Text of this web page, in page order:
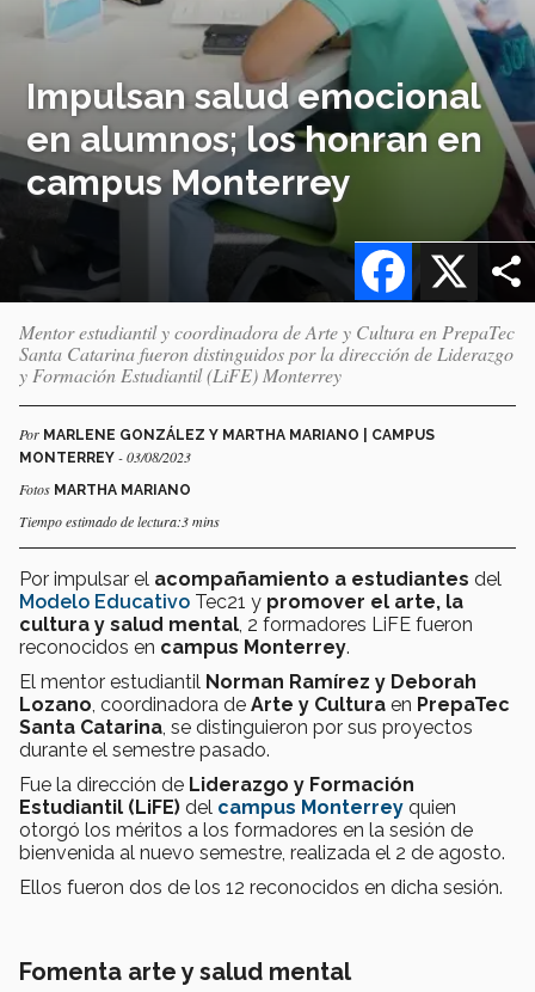
Impulsan salud emocional
en alumnos; los honran en
campus Monterrey
X
Facebook
Mentor estudiantil y coordinadora de Arte y Cultura en PrepaTec
Santa Catarina fueron distinguidos por la dirección de Liderazgo
y Formación Estudiantil (LiFE) Monterrey
Por MARLENE GONZÁLEZ Y MARTHA MARIANO | CAMPUS
MONTERREY - 03/08/2023
Fotos MARTHA MARIANO
Tiempo estimado de lectura:3 mins
Por impulsar el acompañamiento a estudiantes del
Modelo Educativo Tec21 y promover el arte, la
cultura y salud mental , 2 formadores LiFE fueron
reconocidos en campus Monterrey.
El mentor estudiantil Norman Ramírez y Deborah
Lozano , coordinadora de Arte y Cultura en PrepaTec
Santa Catarina , se distinguieron por sus proyectos
durante el semestre pasado.
Fue la dirección de Liderazgo y Formación
Estudiantil (LiFE) del campus Monterrey quien
otorgó los méritos a los formadores en la sesión de
bienvenida al nuevo semestre, realizada el 2 de agosto.
Ellos fueron dos de los 12 reconocidos en dicha sesión.
Fomenta arte y salud mental